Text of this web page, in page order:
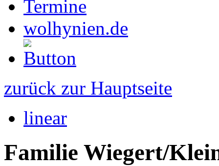
Termine
wolhynien.de
zurück zur Hauptseite
linear
Familie Wiegert/